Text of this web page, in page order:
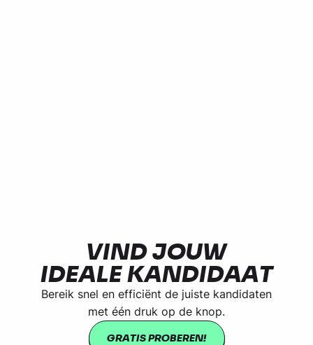
VIND JOUW
IDEALE KANDIDAAT
Bereik snel en efficiënt de juiste kandidaten
met één druk op de knop.
GRATIS PROBEREN!